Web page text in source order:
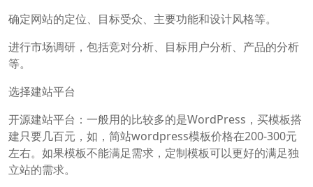
确定网站的定位、目标受众、主要功能和设计风格等。
进行市场调研，包括竞对分析、目标用户分析、产品的分析
等。
选择建站平台
开源建站平台：一般用的比较多的是WordPress，买模板搭
建只要几百元，如，简站wordpress模板价格在200-300元
左右。如果模板不能满足需求，定制模板可以更好的满足独
立站的需求。